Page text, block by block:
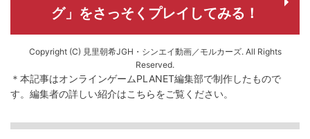
グ」をさっそくプレイしてみる！
Copyright (C) 見里朝希JGH・シンエイ動画／モルカーズ. All Rights
Reserved.
＊本記事はオンラインゲームPLANET編集部で制作したもので
す。 編集者の詳しい紹介はこちらをご覧ください。